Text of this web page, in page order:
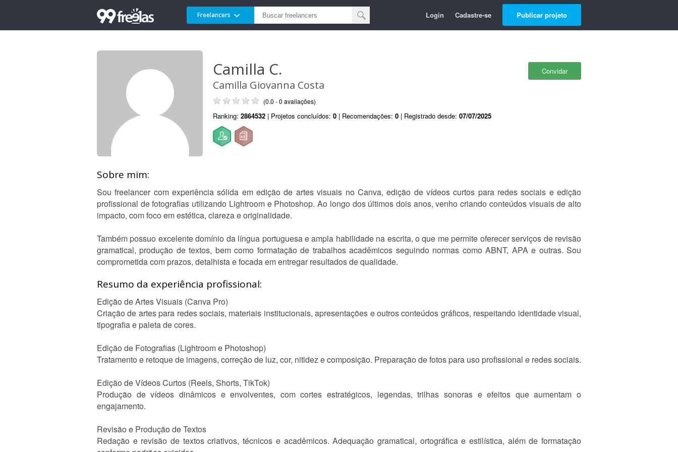
Freelancers Login Cadastre-se Publicar projeto
Convidar
Camilla C.
Camilla Giovanna Costa
(0.0 - 0 avaliações)
Ranking: 2864532 | Projetos concluídos: 0 | Recomendações: 0 | Registrado desde: 07/07/2025
Sobre mim:
Sou freelancer com experiência sólida em edição de artes visuais no Canva, edição de vídeos curtos para redes sociais e edição
profissional de fotografias utilizando Lightroom e Photoshop. Ao longo dos últimos dois anos, venho criando conteúdos visuais de alto
impacto, com foco em estética, clareza e originalidade.
Também possuo excelente domínio da língua portuguesa e ampla habilidade na escrita, o que me permite oferecer serviços de revisão
gramatical, produção de textos, bem como formatação de trabalhos acadêmicos seguindo normas como ABNT, APA e outras. Sou
comprometida com prazos, detalhista e focada em entregar resultados de qualidade.
Resumo da experiência profissional:
Edição de Artes Visuais (Canva Pro)
Criação de artes para redes sociais, materiais institucionais, apresentações e outros conteúdos gráficos, respeitando identidade visual,
tipografia e paleta de cores.
Edição de Fotografias (Lightroom e Photoshop)
Tratamento e retoque de imagens, correção de luz, cor, nitidez e composição. Preparação de fotos para uso profissional e redes sociais.
Edição de Vídeos Curtos (Reels, Shorts, TikTok)
Produção de vídeos dinâmicos e envolventes, com cortes estratégicos, legendas, trilhas sonoras e efeitos que aumentam o
engajamento.
Revisão e Produção de Textos
Redação e revisão de textos criativos, técnicos e acadêmicos. Adequação gramatical, ortográfica e estilística, além de formatação